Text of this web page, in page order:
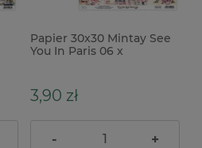
Papier 30x30 Mintay See
You In Paris 06 x
3,90 zł
- +